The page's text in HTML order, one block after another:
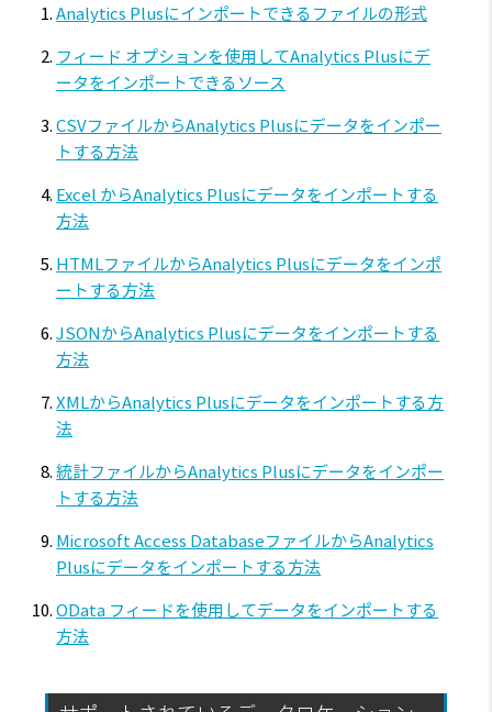
Analytics Plusにインポートできるファイルの形式
フィード オプションを使用してAnalytics Plusにデ
ータをインポートできるソース
CSVファイルからAnalytics Plusにデータをインポー
トする方法
Excel からAnalytics Plusにデータをインポートする
方法
HTMLファイルからAnalytics Plusにデータをインポ
ートする方法
JSONからAnalytics Plusにデータをインポートする
方法
XMLからAnalytics Plusにデータをインポートする方
法
統計ファイルからAnalytics Plusにデータをインポー
トする方法
Microsoft Access DatabaseファイルからAnalytics
Plusにデータをインポートする方法
OData フィードを使用してデータをインポートする
方法